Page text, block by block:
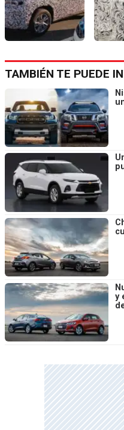
TAMBIÉN TE PUEDE
y